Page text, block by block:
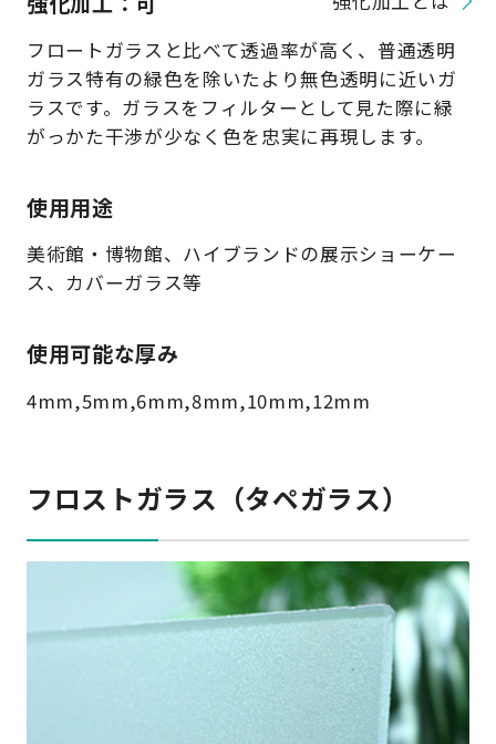
フロートガラスと比べて透過率が高く、普通透明
ガラス特有の緑色を除いたより無色透明に近いガ
ラスです。ガラスをフィルターとして見た際に緑
がっかた干渉が少なく色を忠実に再現します。
使用用途
美術館・博物館、ハイブランドの展示ショーケー
ス、カバーガラス等
使用可能な厚み
4mm,5mm,6mm,8mm,10mm,12mm
フロストガラス（タペガラス）